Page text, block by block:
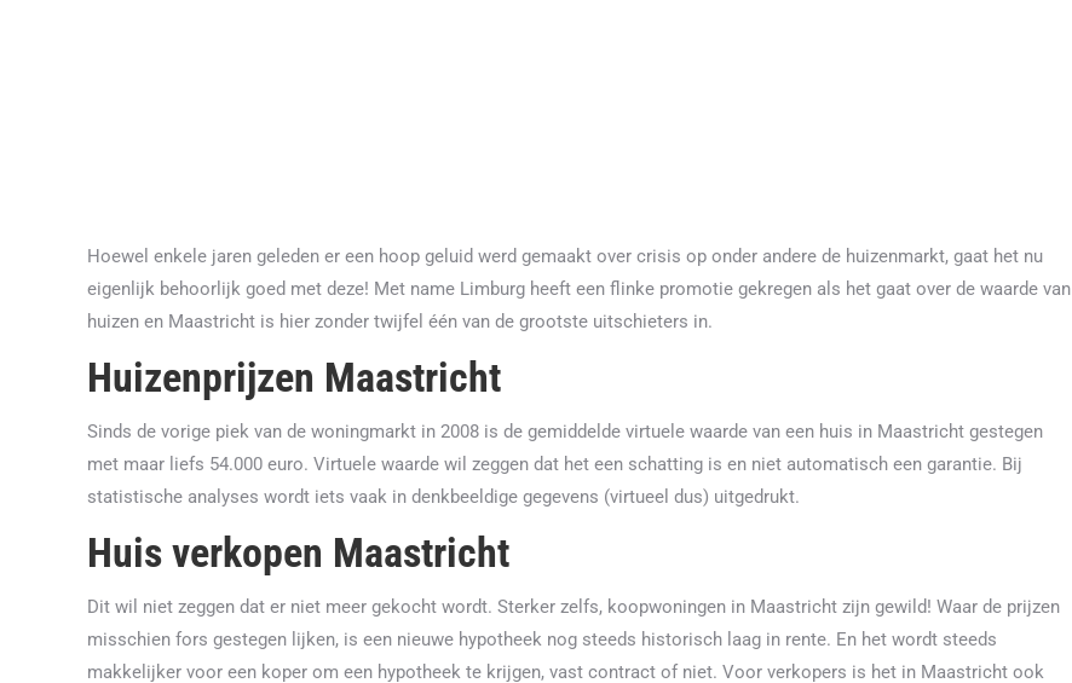
Hoewel enkele jaren geleden er een hoop geluid werd gemaakt over crisis op onder andere de huizenmarkt, gaat het nu
eigenlijk behoorlijk goed met deze! Met name Limburg heeft een flinke promotie gekregen als het gaat over de waarde van
huizen en Maastricht is hier zonder twijfel één van de grootste uitschieters in.
Huizenprijzen Maastricht
Sinds de vorige piek van de woningmarkt in 2008 is de gemiddelde virtuele waarde van een huis in Maastricht gestegen
met maar liefs 54.000 euro. Virtuele waarde wil zeggen dat het een schatting is en niet automatisch een garantie. Bij
statistische analyses wordt iets vaak in denkbeeldige gegevens (virtueel dus) uitgedrukt.
Huis verkopen Maastricht
Dit wil niet zeggen dat er niet meer gekocht wordt. Sterker zelfs, koopwoningen in Maastricht zijn gewild! Waar de prijzen
misschien fors gestegen lijken, is een nieuwe hypotheek nog steeds historisch laag in rente. En het wordt steeds
makkelijker voor een koper om een hypotheek te krijgen, vast contract of niet. Voor verkopers is het in Maastricht ook